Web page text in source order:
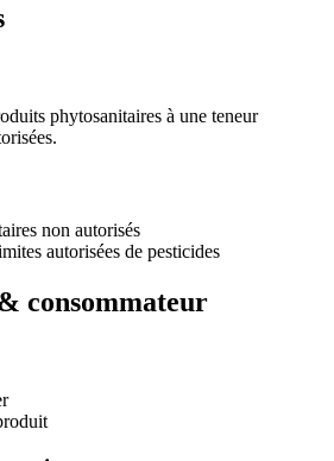
phytosanitaires à une teneur
non autorisés
autorisées de pesticides
consommateur